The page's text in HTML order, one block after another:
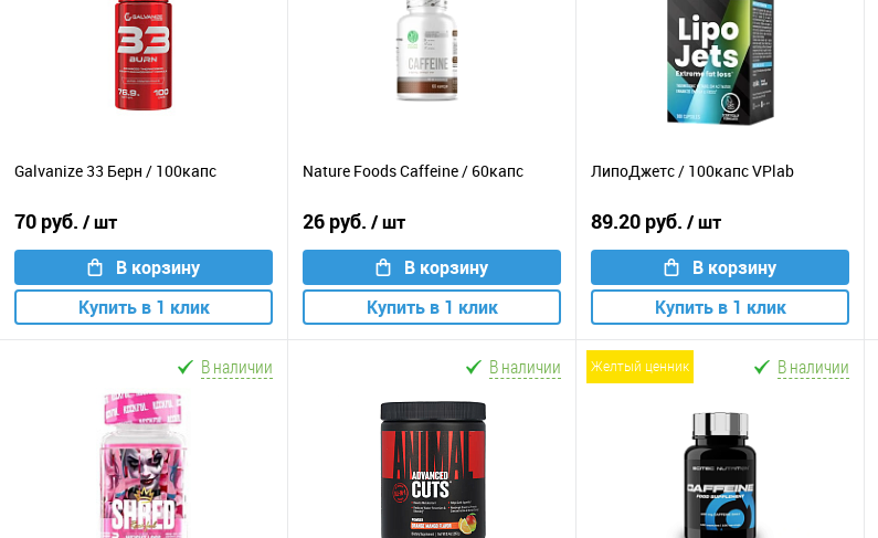
Galvanize 33 Берн / 100капс
70 руб. / шт
В корзину
Купить в 1 клик
Nature Foods Caffeine / 60капс
26 руб. / шт
В корзину
Купить в 1 клик
ЛипоДжетс / 100капс VPlab
89.20 руб. / шт
В корзину
Купить в 1 клик
В наличии В наличии желтый ценник В наличии